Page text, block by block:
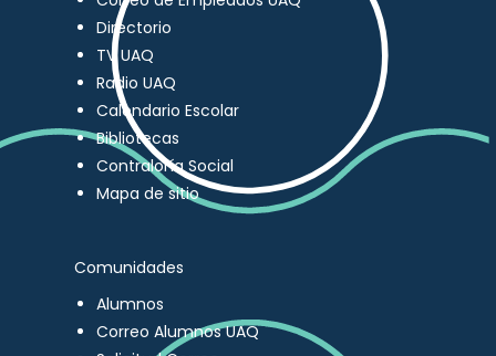
Directorio
TV UAQ
Radio UAQ
Calendario Escolar
Bibliotecas
Contraloría Social
Mapa de sitio
Comunidades
Alumnos
Correo Alumnos UAQ